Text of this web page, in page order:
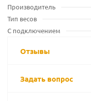
Производитель
Тип весов
С подключением
Отзывы
Задать вопрос